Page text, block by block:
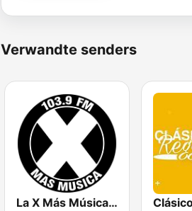
Verwandte senders
La X Más Música 103.9 FM